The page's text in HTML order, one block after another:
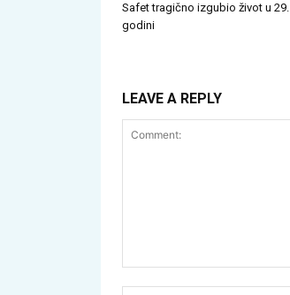
Safet tragično izgubio život u 29.
godini
LEAVE A REPLY